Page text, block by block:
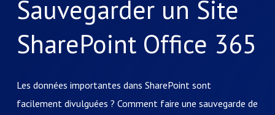
Sauvegarder un Site
SharePoint Office 365
Les données importantes dans SharePoint sont
facilement divulguées ? Comment faire une sauvegarde de